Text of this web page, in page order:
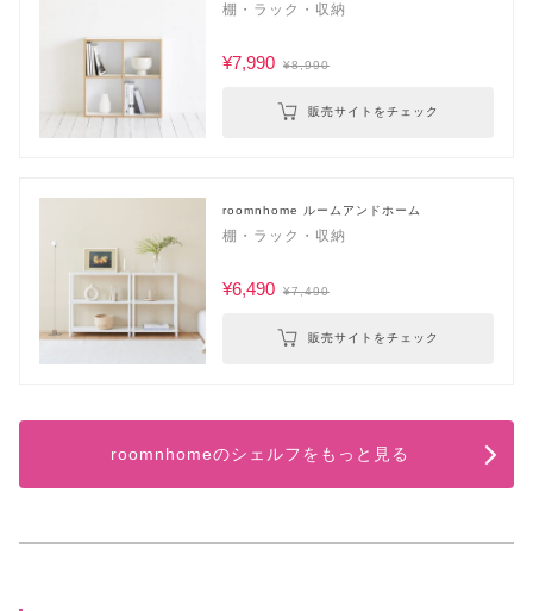
棚・ラック・収納
¥7,990 ¥8,990
販売サイトをチェック
roomnhome ルームアンドホーム
棚・ラック・収納
¥6,490 ¥7,490
販売サイトをチェック
roomnhomeのシェルフをもっと見る